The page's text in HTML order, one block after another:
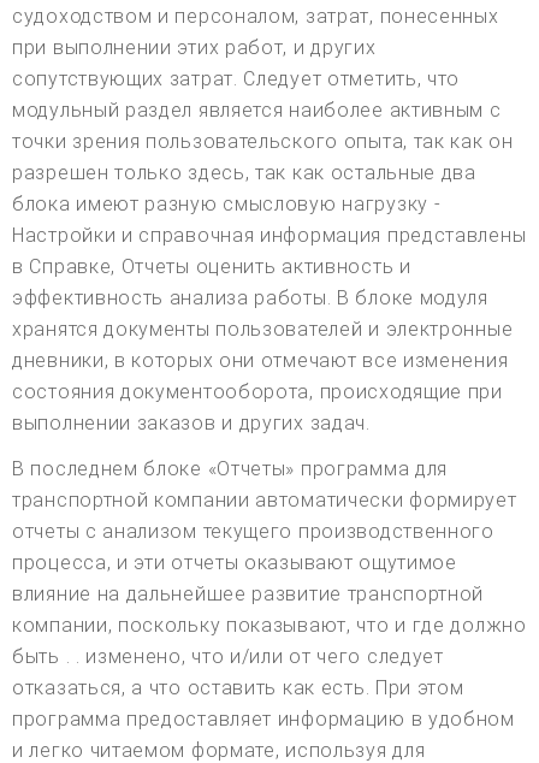
судоходством и персоналом, затрат, понесенных
при выполнении этих работ, и других
сопутствующих затрат. Следует отметить, что
модульный раздел является наиболее активным с
точки зрения пользовательского опыта, так как он
разрешен только здесь, так как остальные два
блока имеют разную смысловую нагрузку -
Настройки и справочная информация представлены
в Справке, Отчеты оценить активность и
эффективность анализа работы. В блоке модуля
хранятся документы пользователей и электронные
дневники, в которых они отмечают все изменения
состояния документооборота, происходящие при
выполнении заказов и других задач.
В последнем блоке «Отчеты» программа для
транспортной компании автоматически формирует
отчеты с анализом текущего производственного
процесса, и эти отчеты оказывают ощутимое
влияние на дальнейшее развитие транспортной
компании, поскольку показывают, что и где должно
быть . . изменено, что и/или от чего следует
отказаться, а что оставить как есть. При этом
программа предоставляет информацию в удобном
и легко читаемом формате, используя для